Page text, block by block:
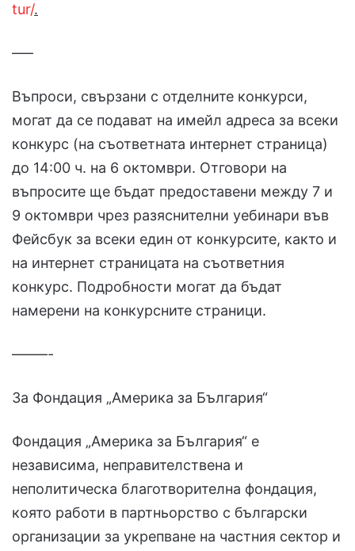
tur/.
–––
Въпроси, свързани с отделните конкурси,
могат да се подават на имейл адреса за всеки
конкурс (на съответната интернет страница)
до 14:00 ч. на 6 октомври. Отговори на
въпросите ще бъдат предоставени между 7 и
9 октомври чрез разяснителни уебинари във
Фейсбук за всеки един от конкурсите, както и
на интернет страницата на съответния
конкурс. Подробности могат да бъдат
намерени на конкурсните страници.
–––––-
За Фондация „Америка за България“
Фондация „Америка за България“ е
независима, неправителствена и
неполитическа благотворителна фондация,
която работи в партньорство с български
организации за укрепване на частния сектор и